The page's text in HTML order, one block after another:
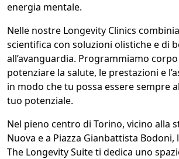
energia mentale.
Nelle nostre Longevity Clinics
scientifica con soluzioni olistiche e di
all’avanguardia. Programmiamo
potenziare la salute, le prestazioni e
in modo che tu possa essere sempre
tuo potenziale.
Nel pieno centro di Torino, vicino alla
Nuova e a Piazza Gianbattista Bodoni,
The Longevity Suite ti dedica uno